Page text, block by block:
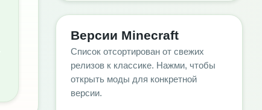
Версии Minecraft
Список отсортирован от свежих
релизов к классике. Нажми, чтобы
открыть моды для конкретной
версии.